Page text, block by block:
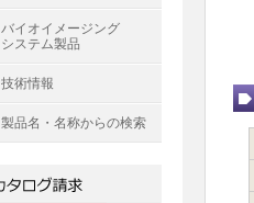
バイオイメージング
システム製品
技術情報
製品名・名称からの検索